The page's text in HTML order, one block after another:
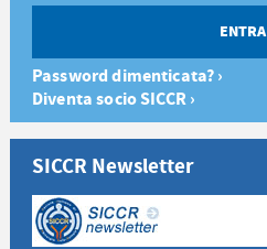
Password dimenticata? ›
Diventa socio SICCR ›
SICCR Newsletter